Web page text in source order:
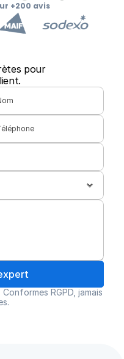
+200 avis
pour
RGPD, jamais